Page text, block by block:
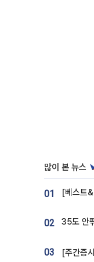
많이 본 뉴스
01
02
03